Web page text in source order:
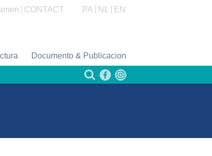
CONTACT PA NL EN
Documento & Publicacion